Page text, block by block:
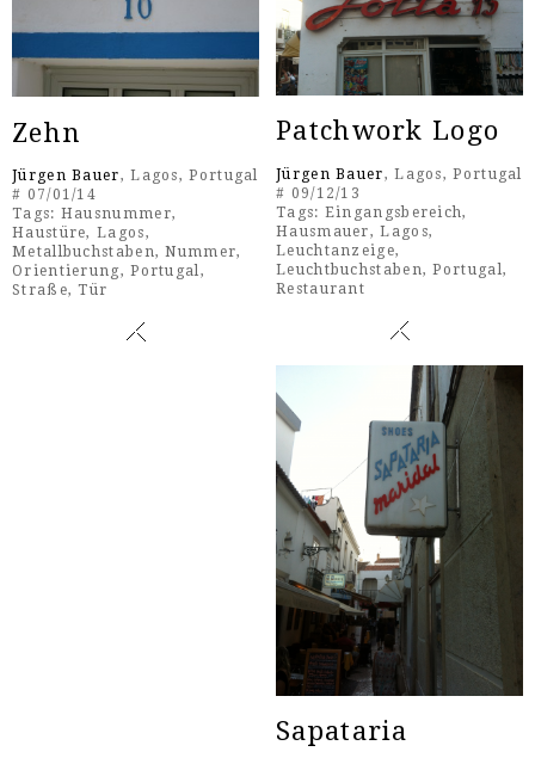
Zehn
Jürgen Bauer, Lagos, Portugal
# 07/01/14
Tags: Hausnummer,
Haustüre,Lagos,
Metallbuchstaben,Nummer,
Orientierung,Portugal,
Straße,Tür
Patchwork Logo
Jürgen Bauer, Lagos, Portugal
# 09/12/13
Tags: Eingangsbereich,
Hausmauer,Lagos,
Leuchtanzeige,
Leuchtbuchstaben,Portugal ,
Restaurant
Sapataria